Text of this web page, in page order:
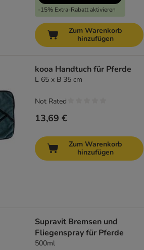
-15% Extra-Rabatt aktivieren
Zum Warenkorb
hinzufügen
kooa Handtuch für Pferde
L 65 x B 35 cm
13,69 €
Not Rated
Zum Warenkorb
hinzufügen
Supravit Bremsen und
Fliegenspray für Pferde
500ml